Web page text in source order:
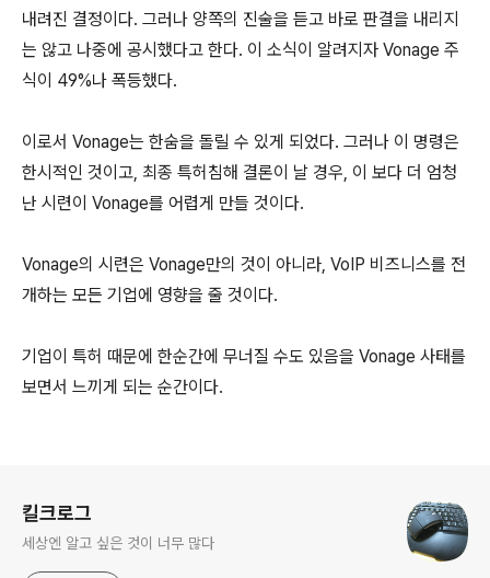
내려진 결정이다. 그러나 양쪽의 진술을 듣고 바로 판결을 내리지
는 않고 나중에 공시했다고 한다. 이 소식이 알려지자 Vonage 주
식이 49%나 폭등했다.
이로서 Vonage는 한숨을 돌릴 수 있게 되었다. 그러나 이 명령은
한시적인 것이고, 최종 특허침해 결론이 날 경우, 이 보다 더 엄청
난 시련이 Vonage를 어렵게 만들 것이다.
Vonage의 시련은 Vonage만의 것이 아니라, VoIP 비즈니스를 전
개하는 모든 기업에 영향을 줄 것이다.
기업이 특허 때문에 한순간에 무너질 수도 있음을 Vonage 사태를
보면서 느끼게 되는 순간이다.
킬크로그
세상엔 알고 싶은 것이 너무 많다